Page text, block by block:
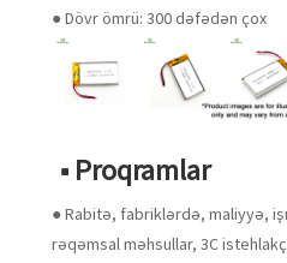
● Dövr ömrü: 300 dəfədən çox
■ Proqramlar
● Rabitə, fabriklərdə, maliyyə,
rəqəmsal məhsullar, 3C